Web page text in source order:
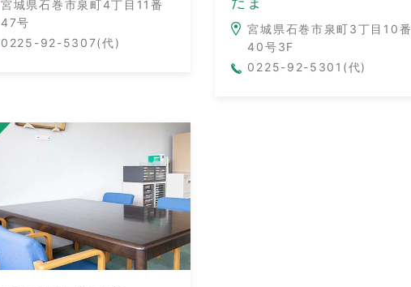
宮城県石巻市泉町4丁目11番
47号
0225-92-5307(代)
宮城県石巻市泉町3丁目10番
40号3F
0225-92-5301(代)